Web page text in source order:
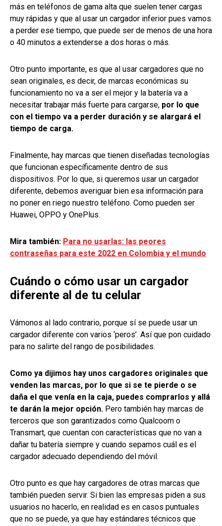
más en teléfonos de gama alta que suelen tener cargas
muy rápidas y que al usar un cargador inferior pues vamos
a perder ese tiempo, que puede ser de menos de una hora
o 40 minutos a extenderse a dos horas o más.
Otro punto importante, es que al usar cargadores que no
sean originales, es decir, de marcas económicas su
funcionamiento no va a ser el mejor y la batería va a
necesitar trabajar más fuerte para cargarse, por lo que
con el tiempo va a perder duración y se alargará el
tiempo de carga.
Finalmente, hay marcas que tienen diseñadas tecnologías
que funcionan específicamente dentro de sus
dispositivos. Por lo que, si queremos usar un cargador
diferente, debemos averiguar bien esa información para
no poner en riego nuestro teléfono. Como pueden ser
Huawei, OPPO y OnePlus.
Mira también: Para no usarlas: las peores
contraseñas para este 2022 en Colombia y el mundo
Cuándo o cómo usar un cargador
diferente al de tu celular
Vámonos al lado contrario, porque sí se puede usar un
cargador diferente con varios ‘peros’. Así que pon cuidado
para no salirte del rango de posibilidades.
Como ya dijimos hay unos cargadores originales que
venden las marcas, por lo que si se te pierde o se
daña el que venía en la caja, puedes comprarlos y allá
te darán la mejor opción. Pero también hay marcas de
terceros que son garantizados como Qualcoom o
Transmart, que cuentan con características que no van a
dañar tu batería siempre y cuando sepamos cuál es el
cargador adecuado dependiendo del móvil.
Otro punto es que hay cargadores de otras marcas que
también pueden servir. Si bien las empresas piden a sus
usuarios no hacerlo, en realidad es en casos puntuales
que no se puede, ya que hay estándares técnicos que